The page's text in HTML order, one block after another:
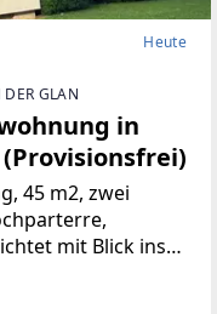
Heute
GLAN
in
45 m2, zwei
mit Blick ins
in die